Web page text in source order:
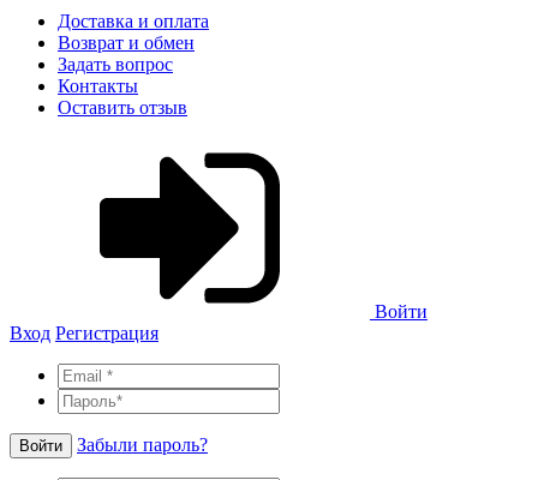
Доставка и оплата
Возврат и обмен
Задать вопрос
Контакты
Оставить отзыв
Войти
Вход Регистрация
Войти Забыли пароль?